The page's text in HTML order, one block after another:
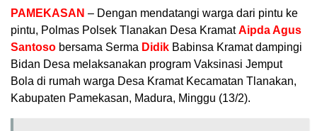
PAMEKASAN – Dengan mendatangi warga dari pintu ke
pintu, Polmas Polsek Tlanakan Desa KramatAipda Agus
Santoso bersama Serma Didik Babinsa Kramat dampingi
Bidan Desa melaksanakan program Vaksinasi Jemput
Bola di rumah warga Desa Kramat Kecamatan Tlanakan,
Kabupaten Pamekasan, Madura, Minggu (13/2).